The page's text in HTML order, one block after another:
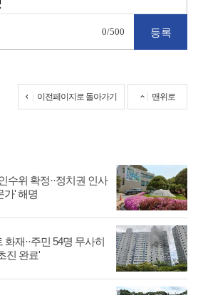
0/500
이전페이지로 돌아가기 맨위로
수위 확정··정치권 인사
가' 해명
재··주민 54명 무사히
진 완료'